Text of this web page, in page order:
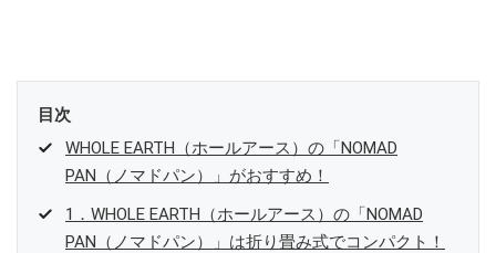
目次
WHOLE EARTH（ホールアース）の「NOMAD
PAN（ノマドパン）」がおすすめ！
1．WHOLE EARTH（ホールアース）の「NOMAD
PAN（ノマドパン）」は折り畳み式でコンパクト！